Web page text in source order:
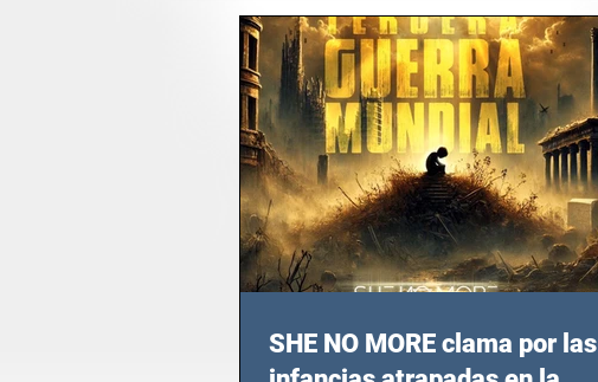
SHE NO MORE clama por las